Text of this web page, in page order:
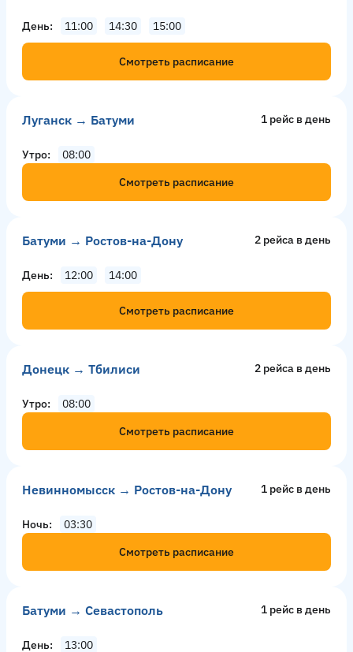
День 11:00 14:30 15:00
Смотреть расписание
Луганск → Батуми 1 рейс в день
Утро
08:00
Смотреть расписание
Батуми → Ростов-на-Дону 2 рейсa в день
День 12:00 14:00
Смотреть расписание
Донецк → Тбилиси 2 рейсa в день
Утро
08:00
Смотреть расписание
Невинномысск → Ростов-на-Дону 1 рейс в день
Ночь
03:30
Смотреть расписание
Батуми → Севастополь 1 рейс в день
День 13:00